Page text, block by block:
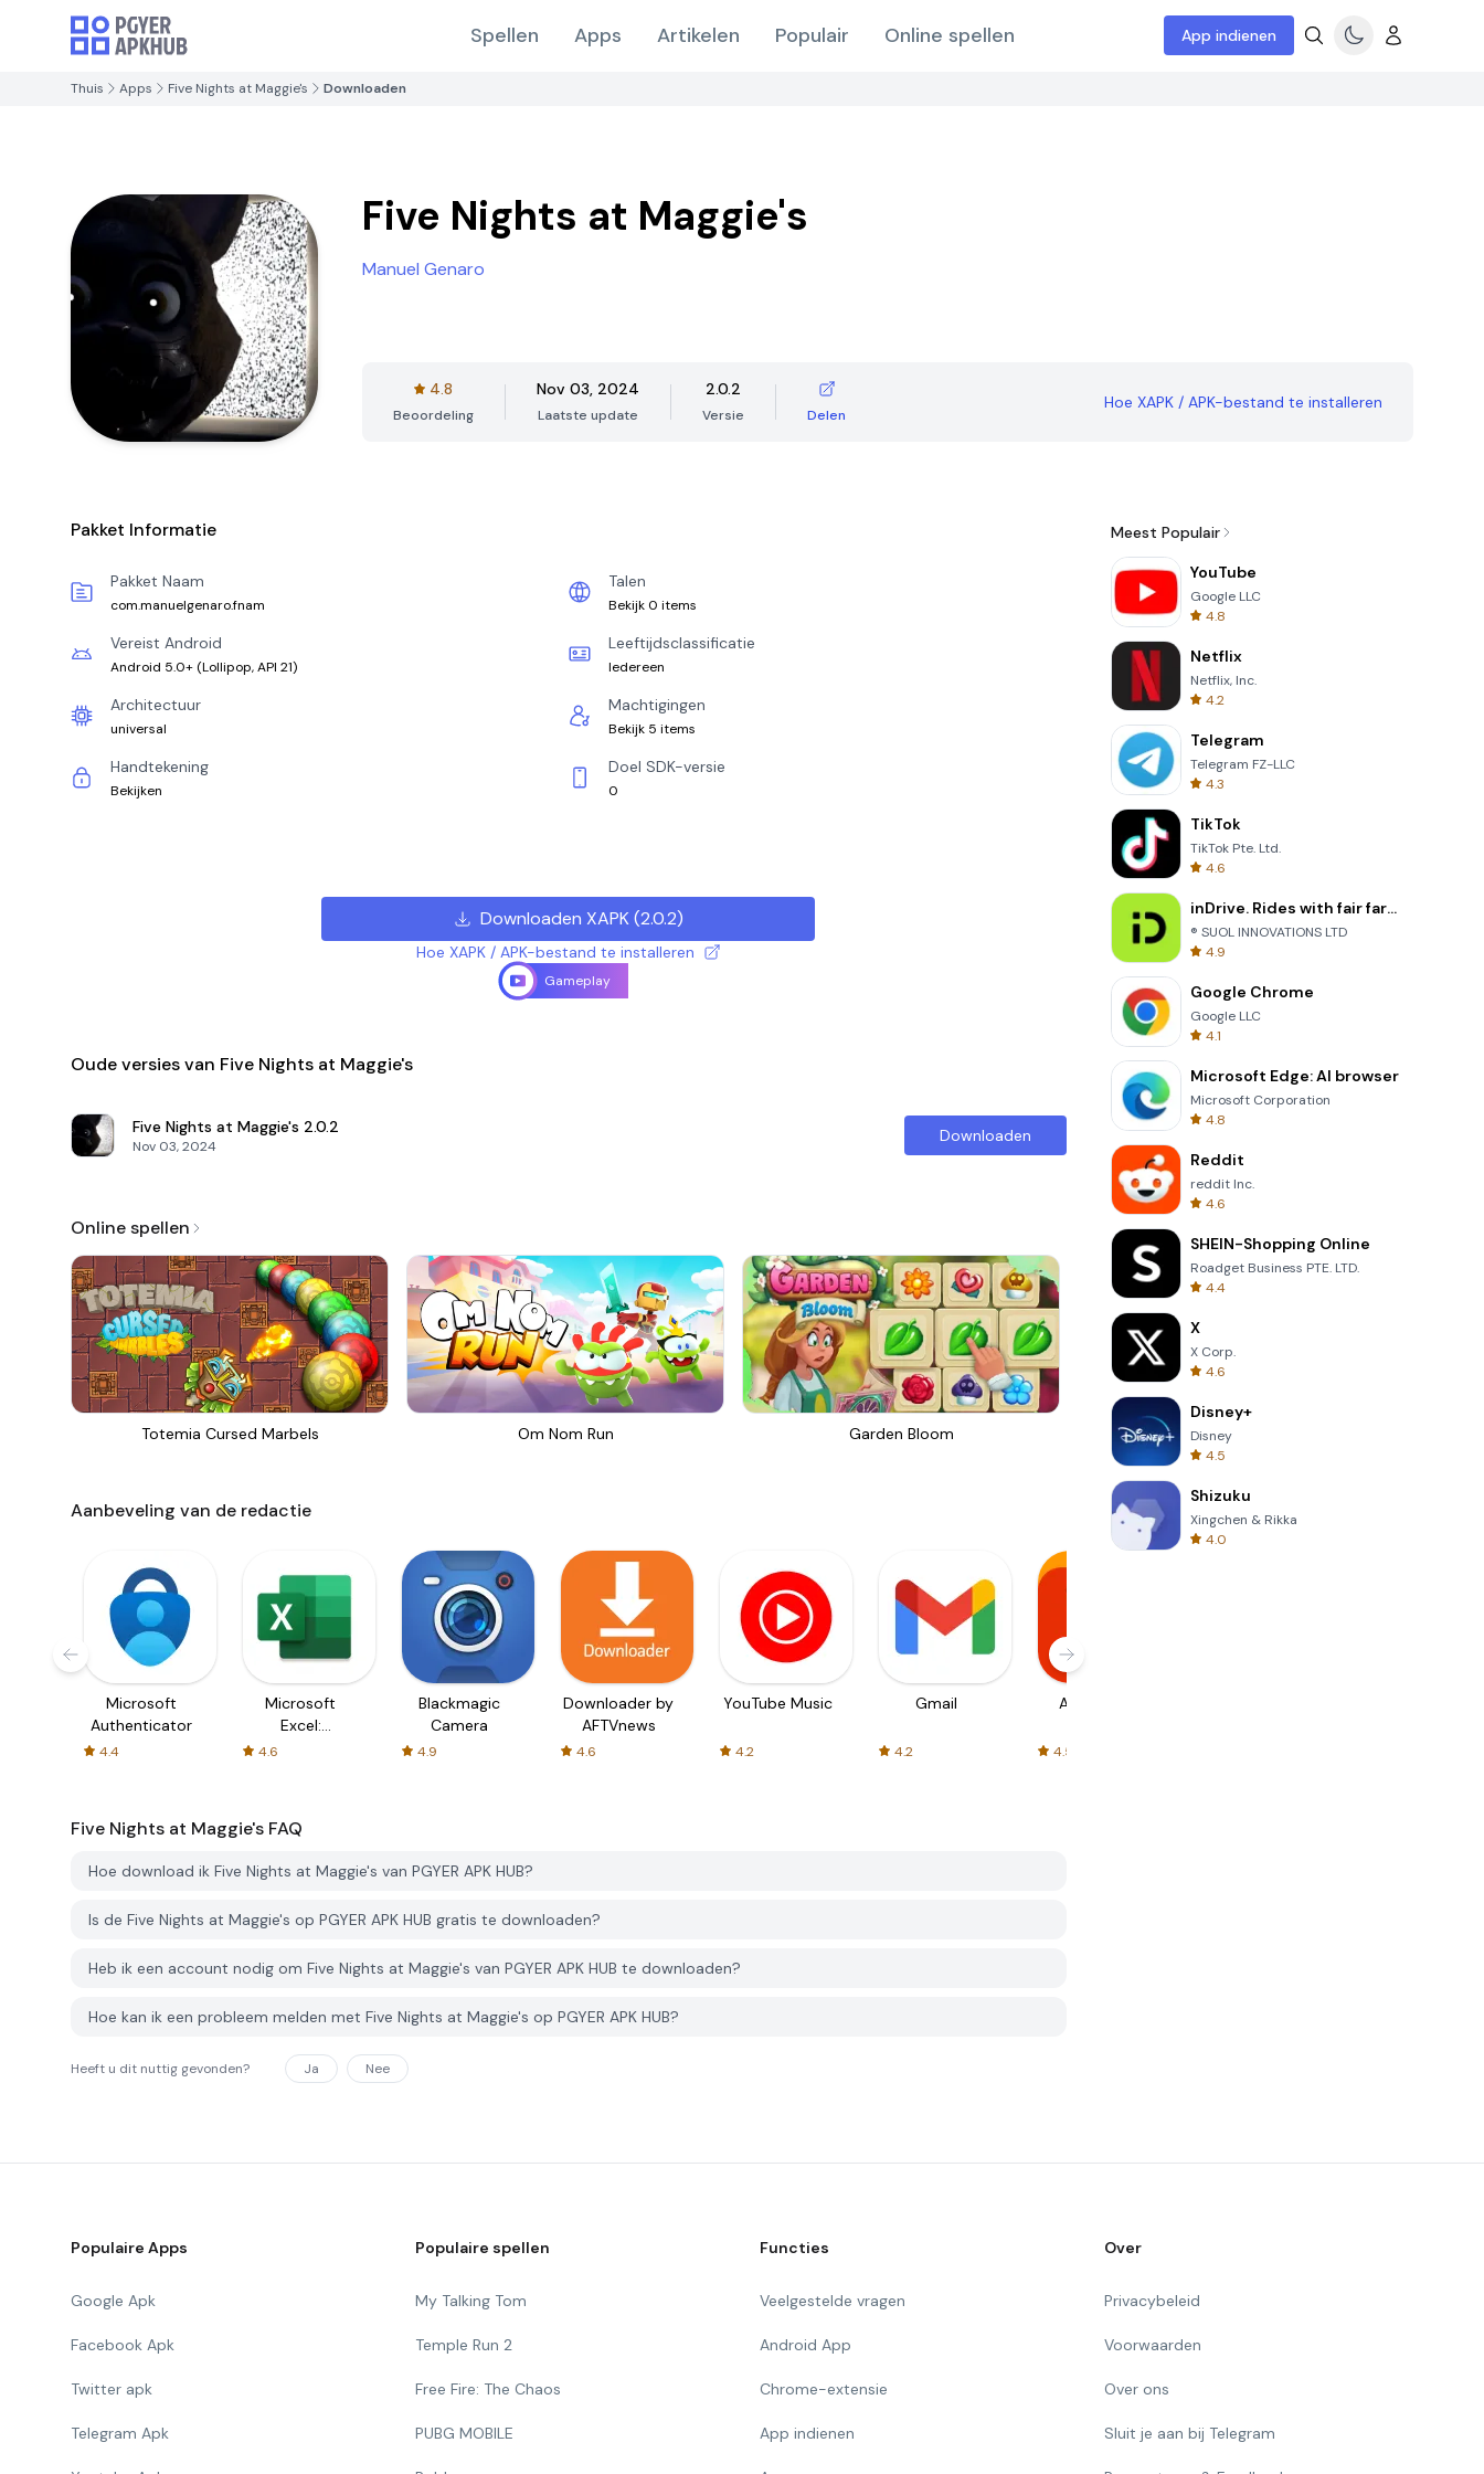
Spellen Apps Artikelen Populair Online spellen App indienen
Thuis Apps Five Nights at Maggie's Downloaden
Five Nights at Maggie's
Manuel Genaro
4.8
Beoordeling
Nov 03, 2024
Laatste update
2.0.2
Versie Delen
Hoe XAPK / APK-bestand te installeren
Pakket Informatie
Pakket Naam
com.manuelgenaro.fnam
Talen
Bekijk 0 items
Vereist Android
Android 5.0+ (Lollipop, API 21)
Leeftijdsclassificatie
Iedereen
Architectuur
universal
Machtigingen
Bekijk 5 items
Handtekening
Bekijken
Doel SDK-versie
0
Downloaden XAPK(2.0.2)
Hoe XAPK / APK-bestand te installeren
Gameplay
Oude versies van Five Nights at Maggie's
Five Nights at Maggie's 2.0.2
Nov 03, 2024
Downloaden
Online spellen
Totemia Cursed Marbels Om Nom Run Garden Bloom Words of Wonders
Aanbeveling van de redactie
Microsoft
Authenticator
4.4
Microsoft
Excel:
Spreadsheets
4.6
Blackmagic
Camera
4.9
Downloader by
AFTVnews
4.6
YouTube Music
4.2
Gmail
4.2
AliExpress
4.5
Five Nights at Maggie's FAQ
Hoe download ik Five Nights at Maggie's van PGYER APK HUB?
Is de Five Nights at Maggie's op PGYER APK HUB gratis te downloaden?
Heb ik een account nodig om Five Nights at Maggie's van PGYER APK HUB te downloaden?
Hoe kan ik een probleem melden met Five Nights at Maggie's op PGYER APK HUB?
Heeft u dit nuttig gevonden? Ja Nee
Meest Populair
YouTube
Google LLC
4.8
Netflix
Netflix, Inc.
4.2
Telegram
Telegram FZ-LLC
4.3
TikTok
TikTok Pte. Ltd.
4.6
inDrive. Rides with fair fares
® SUOL INNOVATIONS LTD
4.9
Google Chrome
Google LLC
4.1
Microsoft Edge: AI browser
Microsoft Corporation
4.8
Reddit
reddit Inc.
4.6
SHEIN-Shopping Online
Roadget Business PTE. LTD.
4.4
X
X Corp.
4.6
Disney+
Disney
4.5
Shizuku
Xingchen & Rikka
4.0
Populaire Apps
Google Apk
Facebook Apk
Twitter apk
Telegram Apk
Populaire spellen
My Talking Tom
Temple Run 2
Free Fire: The Chaos
PUBG MOBILE
Functies
Veelgestelde vragen
Android App
Chrome-extensie
App indienen
Over
Privacybeleid
Voorwaarden
Over ons
Sluit je aan bij Telegram